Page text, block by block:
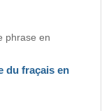
phrase en
du fraçais en